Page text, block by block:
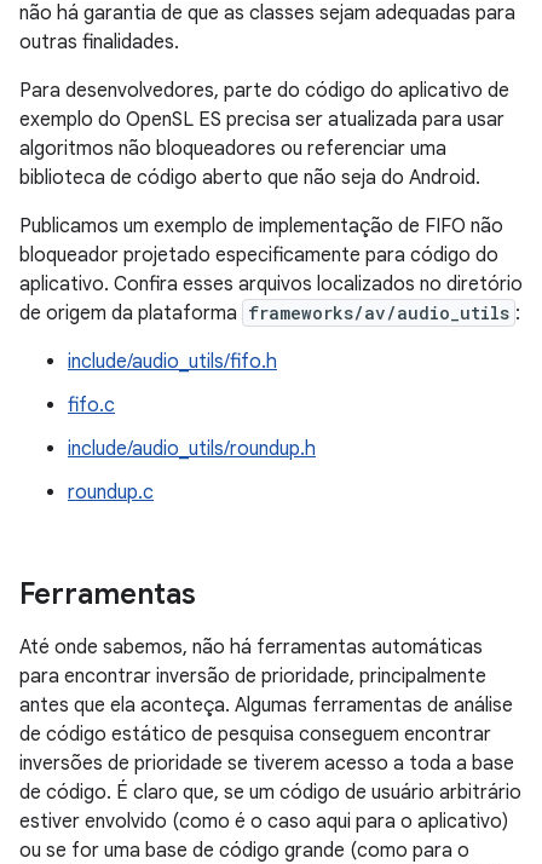
não há garantia de que as classes sejam adequadas para
outras finalidades.
Para desenvolvedores, parte do código do aplicativo de
exemplo do OpenSL ES precisa ser atualizada para usar
algoritmos não bloqueadores ou referenciar uma
biblioteca de código aberto que não seja do Android.
Publicamos um exemplo de implementação de FIFO não
bloqueador projetado especificamente para código do
aplicativo. Confira esses arquivos localizados no diretório
de origem da plataforma frameworks/av/audio_utils :
include/audio_utils/fifo.h
fifo.c
include/audio_utils/roundup.h
roundup.c
Ferramentas
Até onde sabemos, não há ferramentas automáticas
para encontrar inversão de prioridade, principalmente
antes que ela aconteça. Algumas ferramentas de análise
de código estático de pesquisa conseguem encontrar
inversões de prioridade se tiverem acesso a toda a base
de código. É claro que, se um código de usuário arbitrário
estiver envolvido (como é o caso aqui para o aplicativo)
ou se for uma base de código grande (como para o